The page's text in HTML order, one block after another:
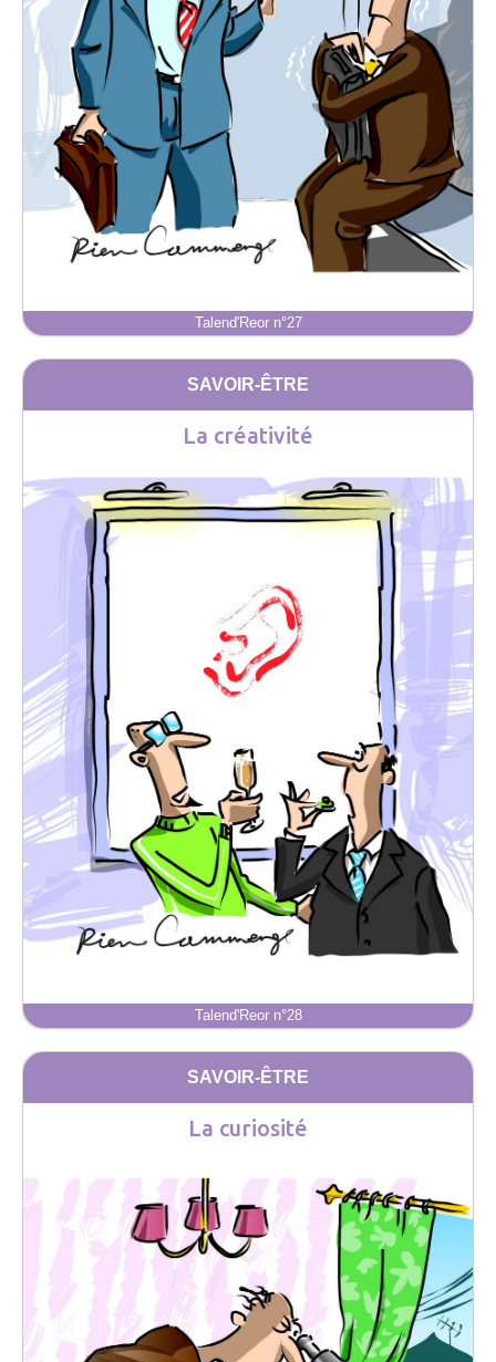
Talend'Reor n°27
SAVOIR-ÊTRE
La créativité
Talend'Reor n°28
SAVOIR-ÊTRE
La curiosité